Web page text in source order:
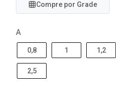
Compre por Grade
A
0,8 1 1,2
2,5